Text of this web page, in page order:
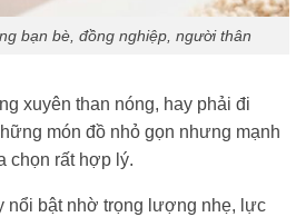
bạn bè, đồng nghiệp, người thân
xuyên than nóng, hay phải đi
món đồ nhỏ gọn nhưng mạnh
chọn rất hợp lý.
nổi bật nhờ trọng lượng nhẹ, lực